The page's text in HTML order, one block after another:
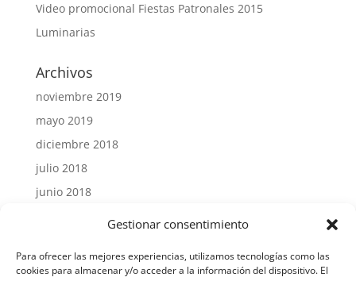
Gestionar consentimiento
Para ofrecer las mejores experiencias, utilizamos tecnologías como las
cookies para almacenar y/o acceder a la información del dispositivo. El
Video promocional Fiestas Patronales 2015
Luminarias
Archivos
noviembre 2019
mayo 2019
diciembre 2018
julio 2018
junio 2018